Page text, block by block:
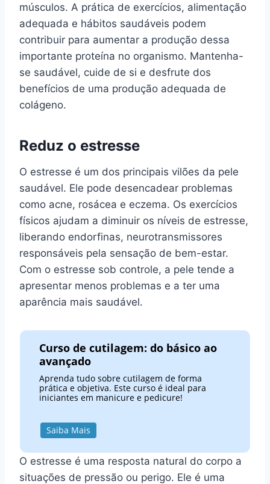
músculos. A prática de exercícios, alimentação
adequada e hábitos saudáveis podem
contribuir para aumentar a produção dessa
importante proteína no organismo. Mantenha-
se saudável, cuide de si e desfrute dos
benefícios de uma produção adequada de
colágeno.
Reduz o estresse
O estresse é um dos principais vilões da pele
saudável. Ele pode desencadear problemas
como acne, rosácea e eczema. Os exercícios
físicos ajudam a diminuir os níveis de estresse,
liberando endorfinas, neurotransmissores
responsáveis pela sensação de bem-estar.
Com o estresse sob controle, a pele tende a
apresentar menos problemas e a ter uma
aparência mais saudável.
Curso de cutilagem: do básico ao
avançado
Aprenda tudo sobre cutilagem de forma
prática e objetiva. Este curso é ideal para
iniciantes em manicure e pedicure!
Saiba Mais
O estresse é uma resposta natural do corpo a
situações de pressão ou perigo. Ele é uma